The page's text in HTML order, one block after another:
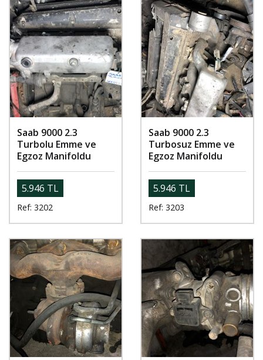
Saab 9000 2.3
Turbolu Emme ve
Egzoz Manifoldu
5.946 TL
Ref: 3202
Saab 9000 2.3
Turbosuz Emme ve
Egzoz Manifoldu
5.946 TL
Ref: 3203